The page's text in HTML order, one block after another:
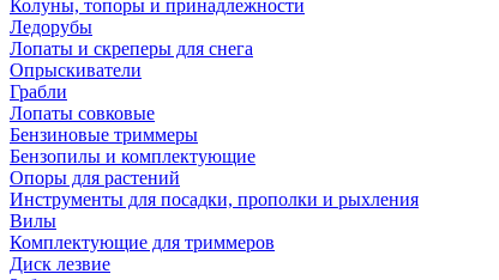
Колуны, топоры и принадлежности
Ледорубы
Лопаты и скреперы для снега
Опрыскиватели
Грабли
Лопаты совковые
Бензиновые триммеры
Бензопилы и комплектующие
Опоры для растений
Инструменты для посадки, прополки и рыхления
Вилы
Комплектующие для триммеров
Диск лезвие